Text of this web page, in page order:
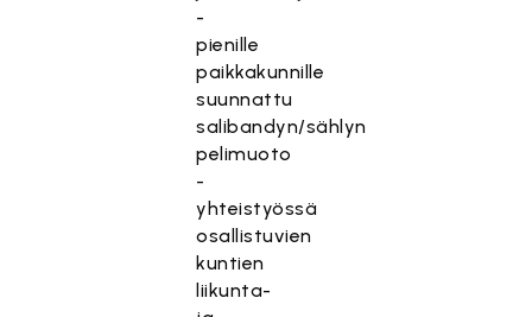
-
pienille
paikkakunnille
suunnattu
salibandyn/sählyn
pelimuoto
-
yhteistyössä
osallistuvien
kuntien
liikunta-